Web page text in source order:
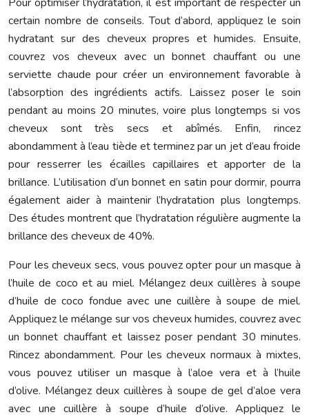
certain nombre de conseils. Tout d’abord, appliquez le soin
hydratant sur des cheveux propres et humides. Ensuite,
couvrez vos cheveux avec un bonnet chauffant ou une
serviette chaude pour créer un environnement favorable à
l’absorption des ingrédients actifs. Laissez poser le soin
pendant au moins 20 minutes, voire plus longtemps si vos
cheveux sont très secs et abîmés. Enfin, rincez
abondamment à l’eau tiède et terminez par un jet d’eau froide
pour resserrer les écailles capillaires et apporter de la
brillance. L’utilisation d’un bonnet en satin pour dormir, pourra
également aider à maintenir l’hydratation plus longtemps.
Des études montrent que l’hydratation régulière augmente la
brillance des cheveux de 40%.
Pour les cheveux secs, vous pouvez opter pour un masque à
l’huile de coco et au miel. Mélangez deux cuillères à soupe
d’huile de coco fondue avec une cuillère à soupe de miel.
Appliquez le mélange sur vos cheveux humides, couvrez avec
un bonnet chauffant et laissez poser pendant 30 minutes.
Rincez abondamment. Pour les cheveux normaux à mixtes,
vous pouvez utiliser un masque à l’aloe vera et à l’huile
d’olive. Mélangez deux cuillères à soupe de gel d’aloe vera
avec une cuillère à soupe d’huile d’olive. Appliquez le